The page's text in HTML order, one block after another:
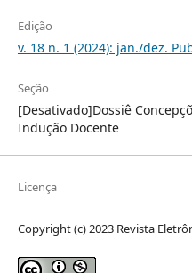
Edição
v. 18 n. 1 (2024): jan./dez.
Seção
[Desativado]Dossiê
Indução Docente
Licença
Copyright (c) 2023 Revista